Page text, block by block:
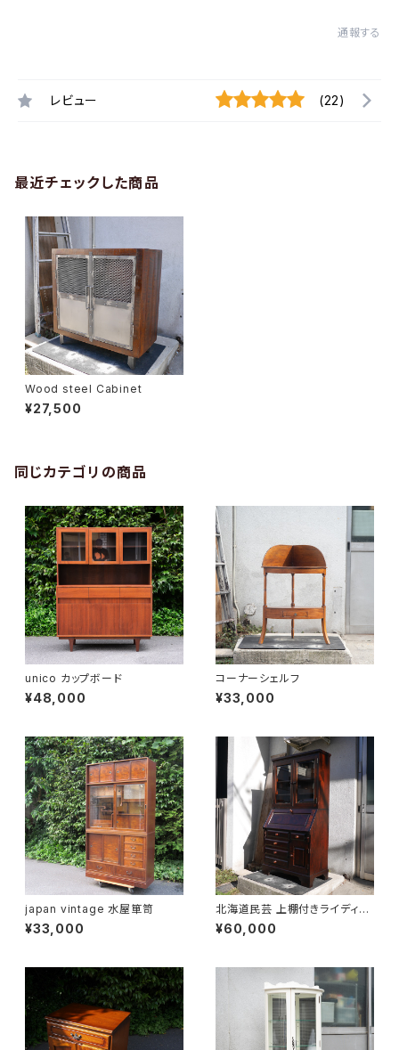
通報する
レビュー (22)
最近チェックした商品
Wood steel Cabinet
¥27,500
同じカテゴリの商品
unico カップボード
¥48,000
コーナーシェルフ
¥33,000
japan vintage 水屋箪笥
¥33,000
北海道民芸 上棚付きライディン
グビューロー
¥60,000